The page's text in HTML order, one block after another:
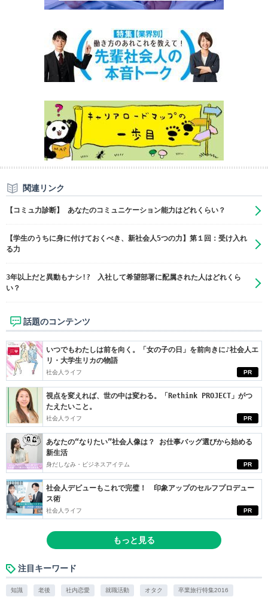
関連リンク
【コミュ力診断】 あなたのコミュニケーション能力はどれくらい？
【学生のうちに身に付けておくべき、新社会人5つの力】第１回：受け入れ
る力
3年以上だと異動もナシ!? 入社して希望部署に配属された人はどれくら
い？
話題のコンテンツ
PR
いつでもわたしは前を向く。「女の子の日」を前向きに♪社会人エ
リ・大学生リカの物語
社会人ライフ
PR
視点を変えれば、世の中は変わる。「Rethink PROJECT」がつ
たえたいこと。
社会人ライフ
PR
あなたの“なりたい”社会人像は？ お仕事バッグ選びから始める
新生活
身だしなみ・ビジネスアイテム
PR
社会人デビューもこれで完璧！ 印象アップのセルフプロデュー
ス術
社会人ライフ
もっと見る
注目キーワード
知識 老後 社内恋愛 就職活動 オタク 卒業旅行特集2016